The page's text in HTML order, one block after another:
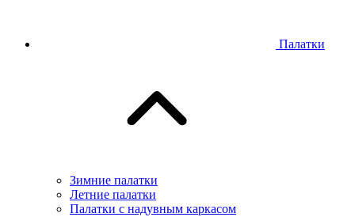
Палатки
Зимние палатки
Летние палатки
Палатки с надувным каркасом